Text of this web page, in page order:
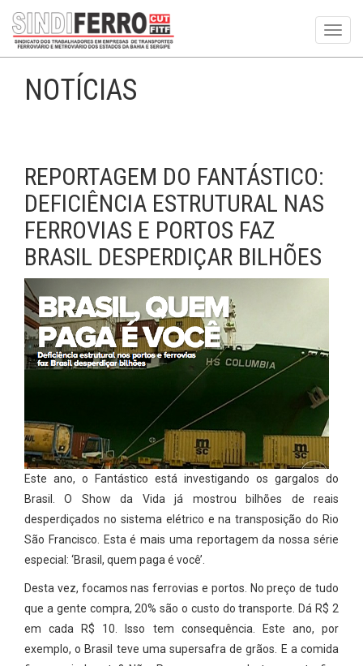
NOTÍCIAS
REPORTAGEM DO FANTÁSTICO:
DEFICIÊNCIA ESTRUTURAL NAS
FERROVIAS E PORTOS FAZ
BRASIL DESPERDIÇAR BILHÕES
Este ano, o Fantástico está investigando os gargalos do
Brasil. O Show da Vida já mostrou bilhões de reais
desperdiçados no sistema elétrico e na transposição do Rio
São Francisco. Esta é mais uma reportagem da nossa série
especial: ‘Brasil, quem paga é você’.
Desta vez, focamos nas ferrovias e portos. No preço de tudo
que a gente compra, 20% são o custo do transporte. Dá R$ 2
em cada R$ 10. Isso tem consequência. Este ano, por
exemplo, o Brasil teve uma supersafra de grãos. E a comida